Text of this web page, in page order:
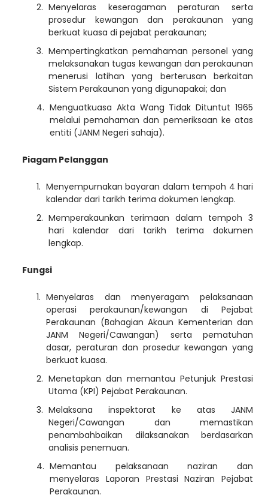
Menyelaras keseragaman peraturan serta
prosedur kewangan dan perakaunan yang
berkuat kuasa di pejabat perakaunan;
Mempertingkatkan pemahaman personel yang
melaksanakan tugas kewangan dan perakaunan
menerusi latihan yang berterusan berkaitan
Sistem Perakaunan yang digunapakai; dan
Menguatkuasa Akta Wang Tidak Dituntut 1965
melalui pemahaman dan pemeriksaan ke atas
entiti (JANM Negeri sahaja).
Piagam Pelanggan
Menyempurnakan bayaran dalam tempoh 4 hari
kalendar dari tarikh terima dokumen lengkap.
Memperakaunkan terimaan dalam tempoh 3
hari kalendar dari tarikh terima dokumen
lengkap.
Fungsi
Menyelaras dan menyeragam pelaksanaan
operasi perakaunan/kewangan di Pejabat
Perakaunan (Bahagian Akaun Kementerian dan
JANM Negeri/Cawangan) serta pematuhan
dasar, peraturan dan prosedur kewangan yang
berkuat kuasa.
Menetapkan dan memantau Petunjuk Prestasi
Utama (KPI) Pejabat Perakaunan.
Melaksana inspektorat ke atas JANM
Negeri/Cawangan dan memastikan
penambahbaikan dilaksanakan berdasarkan
analisis penemuan.
Memantau pelaksanaan naziran dan
menyelaras Laporan Prestasi Naziran Pejabat
Perakaunan.